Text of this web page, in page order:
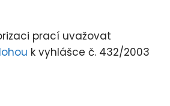
prací uvažovat
k vyhlášce č. 432/2003